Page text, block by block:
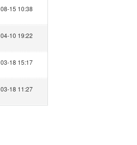
08-15 10:38
04-10 19:22
03-18 15:17
03-18 11:27